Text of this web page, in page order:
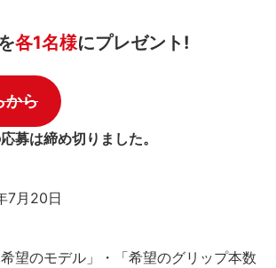
各1名様にプレゼント!
から
募は締め切りました。
7月20日
望のモデル」・「希望のグリップ本数